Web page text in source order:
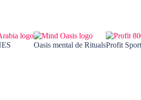
Oasis mental de RitualsProfit